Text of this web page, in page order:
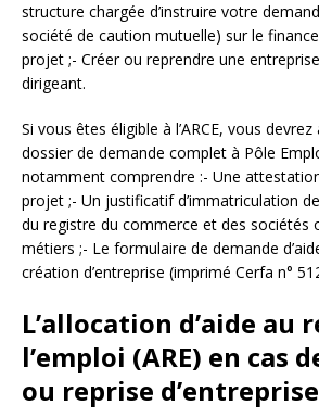
structure chargée d’instruire votre
société de caution mutuelle) sur le
projet ;- Créer ou reprendre une
dirigeant.
Si vous êtes éligible à l’ARCE, vous
dossier de demande complet à Pôle
notamment comprendre :- Une
projet ;- Un justificatif d’immatriculation
du registre du commerce et des sociétés
métiers ;- Le formulaire de demande
création d’entreprise (imprimé Cerfa n°
L’allocation d’aide au
l’emploi (ARE) en cas
ou reprise d’entreprise